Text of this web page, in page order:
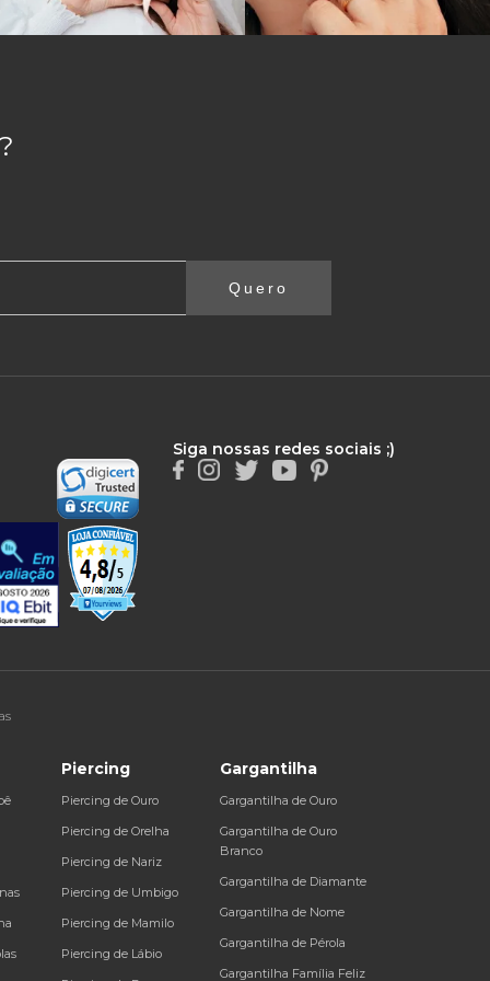
Quero
Siga nossas redes sociais ;)
Piercing
Piercing de Ouro
Piercing de Orelha
Piercing de Nariz
Piercing de Umbigo
Piercing de Mamilo
Piercing de Lábio
Gargantilha
Gargantilha de Ouro
Gargantilha de Ouro
Branco
Gargantilha de Diamante
Gargantilha de Nome
Gargantilha de Pérola
Gargantilha Família Feliz